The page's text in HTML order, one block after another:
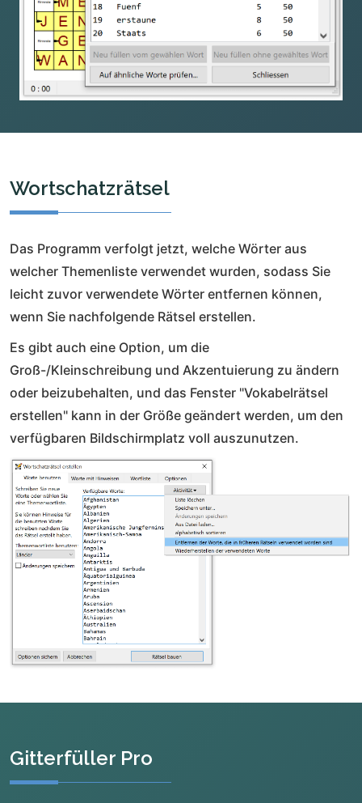
Wortschatzrätsel
Das Programm verfolgt jetzt, welche Wörter aus
welcher Themenliste verwendet wurden, sodass Sie
leicht zuvor verwendete Wörter entfernen können,
wenn Sie nachfolgende Rätsel erstellen.
Es gibt auch eine Option, um die
Groß-/Kleinschreibung und Akzentuierung zu ändern
oder beizubehalten, und das Fenster "Vokabelrätsel
erstellen" kann in der Größe geändert werden, um den
verfügbaren Bildschirmplatz voll auszunutzen.
Gitterfüller Pro